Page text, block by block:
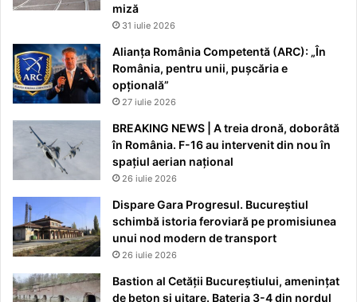
miză
31 iulie 2026
Alianța România Competentă (ARC): „În
România, pentru unii, pușcăria e
opțională”
27 iulie 2026
BREAKING NEWS | A treia dronă, doborâtă
în România. F-16 au intervenit din nou în
spațiul aerian național
26 iulie 2026
Dispare Gara Progresul. Bucureștiul
schimbă istoria feroviară pe promisiunea
unui nod modern de transport
26 iulie 2026
Bastion al Cetății Bucureștiului, amenințat
de beton și uitare. Bateria 3-4 din nordul